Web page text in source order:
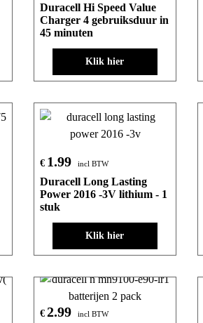
Duracell Hi Speed Value
Charger 4 gebruiksduur in
45 minuten
Klik hier
€ 1.99 incl BTW
Duracell Long Lasting
Power 2016 -3V lithium - 1
stuk
Klik hier
€ 2.99 incl BTW